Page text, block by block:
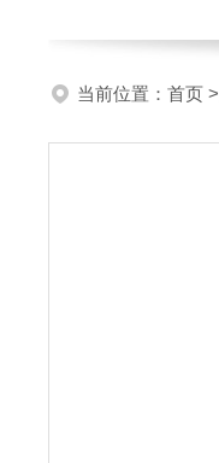
当前位置： 首页 >